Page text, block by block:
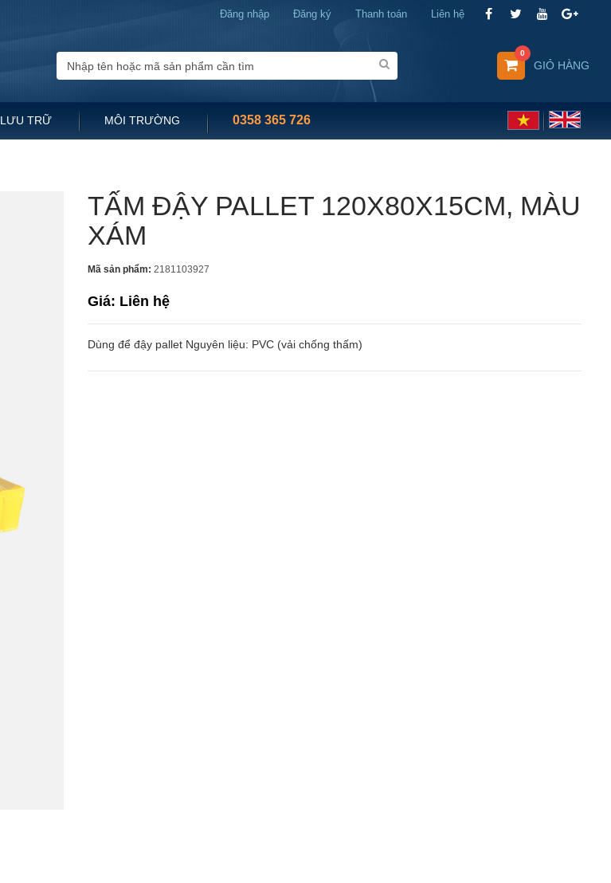
Liên hệ
Thanh toán
Đăng ký
Đăng nhập
GIỎ HÀNG
0
LƯU TRỮ MÔI TRƯỜNG 0358 365 726
TẤM ĐẬY PALLET 120X80X15CM, MÀU
XÁM
Mã sản phẩm: 2181103927
Giá: Liên hệ
Dùng để đậy pallet Nguyên liệu: PVC (vải chống thấm)